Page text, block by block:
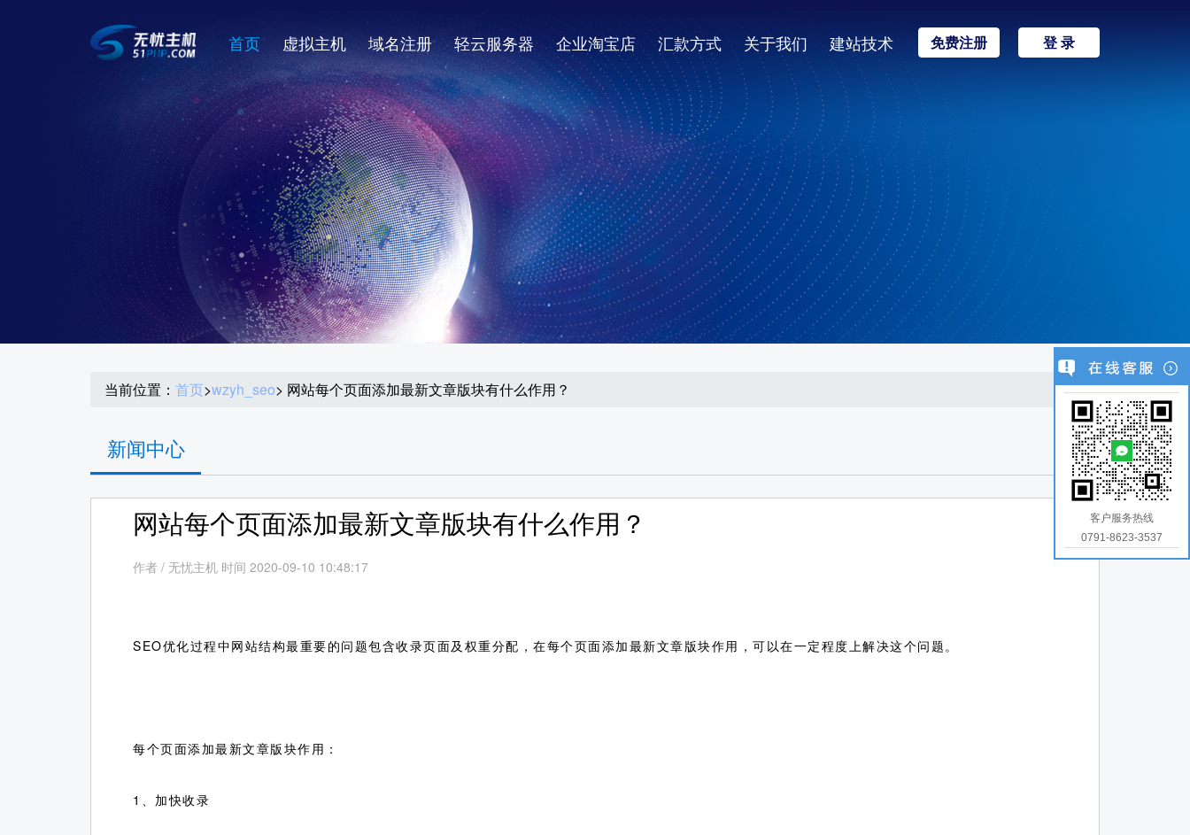
首页 虚拟主机 域名注册 轻云服务器 企业淘宝店 汇款方式 关于我们 建站技术 免费注册 登 录
当前位置： 首页>wzyh_seo> 网站每个页面添加最新文章版块有什么作用？
新闻中心
网站每个页面添加最新文章版块有什么作用？
作者 / 无忧主机 时间 2020-09-10 10:48:17
SEO优化过程中网站结构最重要的问题包含收录页面及权重分配，在每个页面添加最新文章版块作用，可以在一定程度上解决这个问题。
每个页面添加最新文章版块作用：
1、加快收录
客户服务热线
0791-8623-3537